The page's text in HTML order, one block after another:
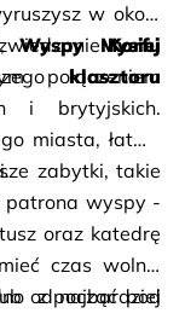
w około
, Wyspy Mysiej
klasztoru
Korfu
połączeniem
i brytyjskich.
miasta, łatwo
zabytki, takie
czas wolny,
odpocząć pod
z najbardziej